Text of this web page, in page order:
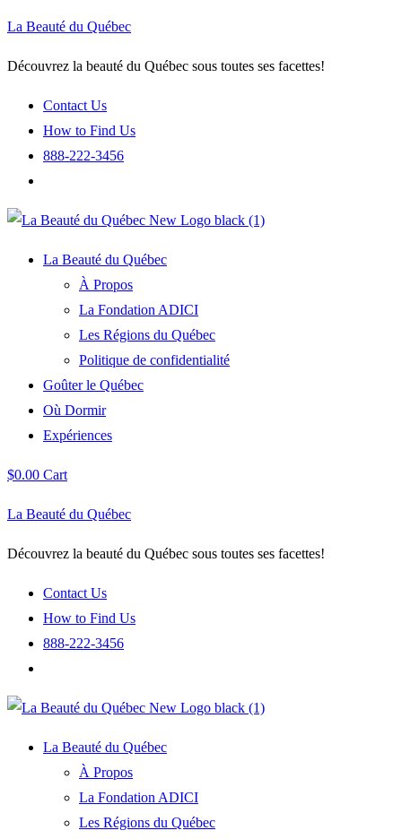
La Beauté du Québec
Découvrez la beauté du Québec sous toutes ses facettes!
Contact Us
How to Find Us
888-222-3456
La Beauté du Québec
À Propos
La Fondation ADICI
Les Régions du Québec
Politique de confidentialité
Goûter le Québec
Où Dormir
Expériences
$0.00 Cart
La Beauté du Québec
Découvrez la beauté du Québec sous toutes ses facettes!
Contact Us
How to Find Us
888-222-3456
La Beauté du Québec
À Propos
La Fondation ADICI
Les Régions du Québec